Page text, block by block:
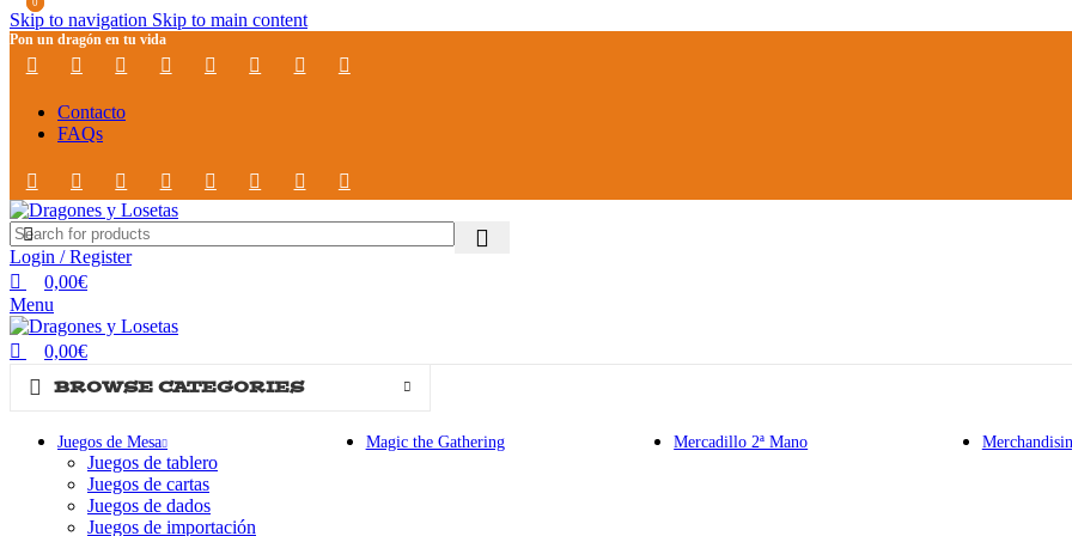
Skip to navigation Skip to main content
Pon un dragón en tu vida
Contacto
FAQs
Login / Register
0
0,00€
Menu
0
0,00€
BROWSE CATEGORIES
Juegos de Mesa
Juegos de tablero
Juegos de cartas
Juegos de dados
Juegos de importación
Magic the Gathering Mercadillo 2ª Mano